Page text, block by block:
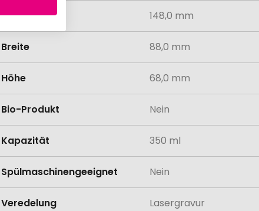
Länge 148,0 mm
Breite 88,0 mm
Höhe 68,0 mm
Bio-Produkt Nein
Kapazität 350 ml
Spülmaschinengeeignet Nein
Veredelung Lasergravur